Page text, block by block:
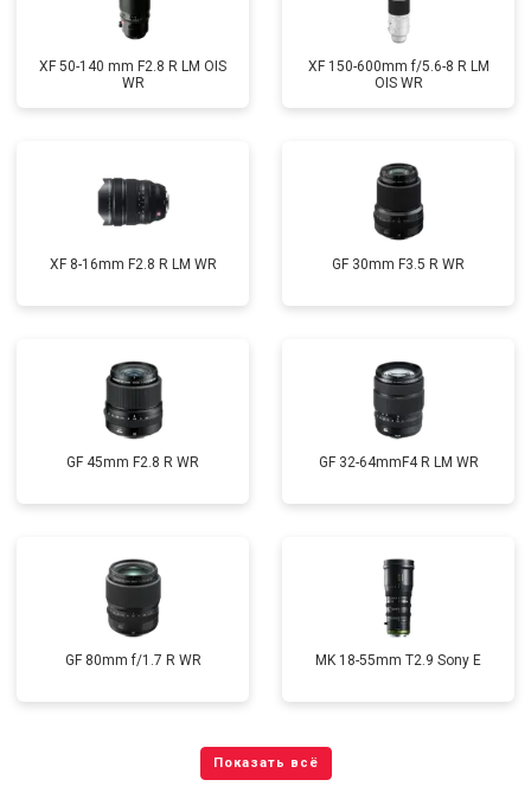
XF 50-140 mm F2.8 R LM OIS
WR
XF 150-600mm f/5.6-8 R LM
OIS WR
XF 8-16mm F2.8 R LM WR GF 30mm F3.5 R WR
GF 45mm F2.8 R WR GF 32-64mmF4 R LM WR
GF 80mm f/1.7 R WR MK 18-55mm T2.9 Sony E